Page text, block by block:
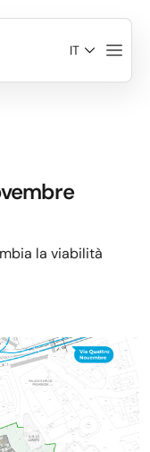
IT
la viabilità